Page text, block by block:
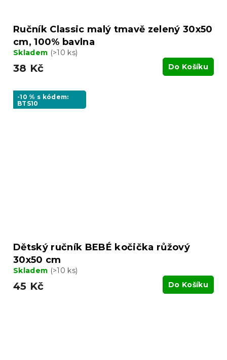
Ručník Classic malý tmavě zelený 30x50
cm, 100% bavlna
Skladem (>10 ks)
38 Kč Do Košíku
-10 % s kódem:
BTS10
Dětský ručník BEBÉ kočička růžový
30x50 cm
Skladem (>10 ks)
45 Kč Do Košíku